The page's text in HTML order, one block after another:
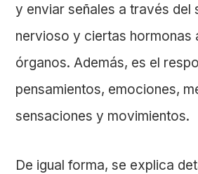
y enviar señales a través del
nervioso y ciertas hormonas
órganos. Además, es el
pensamientos, emociones,
sensaciones y movimientos.
De igual forma, se explica